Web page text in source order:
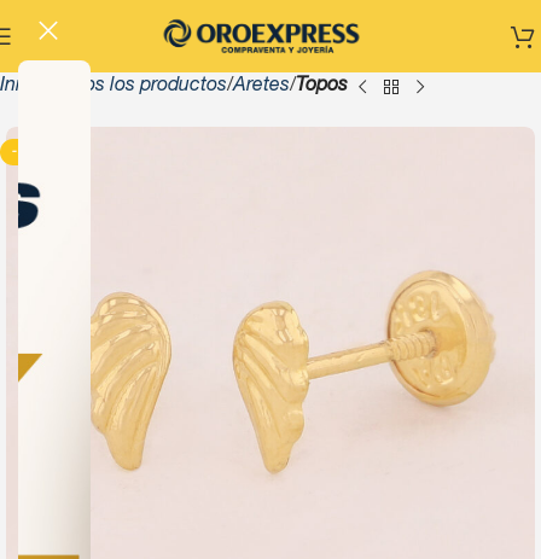
Inicio Todos los productos Aretes Topos
-13%